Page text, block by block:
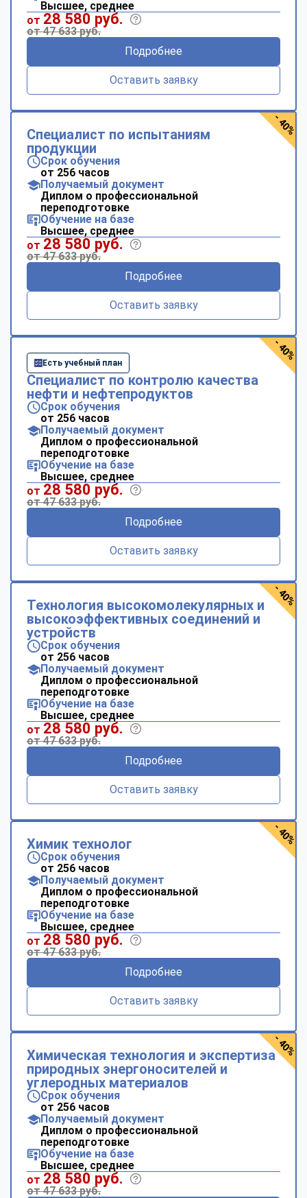
Высшее, среднее
от 28 580 руб.
от 47 633 руб.
Подробнее
Оставить заявку
Специалист по испытаниям
продукции
Срок обучения
от 256 часов
Получаемый документ
Диплом о профессиональной
переподготовке
Обучение на базе
Высшее, среднее
от 28 580 руб.
от 47 633 руб.
Подробнее
Оставить заявку
- 40%
Есть учебный план
Специалист по контролю качества
нефти и нефтепродуктов
Срок обучения
от 256 часов
Получаемый документ
Диплом о профессиональной
переподготовке
Обучение на базе
Высшее, среднее
от 28 580 руб.
от 47 633 руб.
Подробнее
Оставить заявку
- 40%
Технология высокомолекулярных и
высокоэффективных соединений и
устройств
Срок обучения
от 256 часов
Получаемый документ
Диплом о профессиональной
переподготовке
Обучение на базе
Высшее, среднее
от 28 580 руб.
от 47 633 руб.
Подробнее
Оставить заявку
- 40%
Химик технолог
Срок обучения
от 256 часов
Получаемый документ
Диплом о профессиональной
переподготовке
Обучение на базе
Высшее, среднее
от 28 580 руб.
от 47 633 руб.
Подробнее
Оставить заявку
- 40%
Химическая технология и экспертиза
природных энергоносителей и
углеродных материалов
Срок обучения
от 256 часов
Получаемый документ
Диплом о профессиональной
переподготовке
Обучение на базе
Высшее, среднее
от 28 580 руб.
от 47 633 руб.
- 40%